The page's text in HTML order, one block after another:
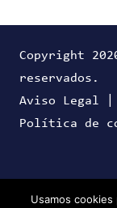
Copyright
reservados.
Aviso Legal
Política de
Usamos